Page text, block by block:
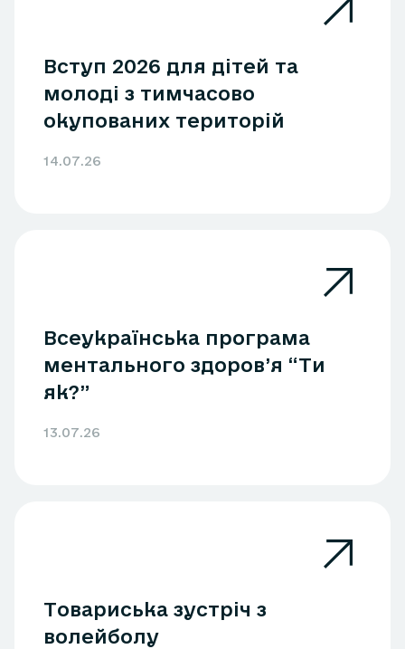
Вступ 2026 для дітей та
молоді з тимчасово
окупованих територій
14.07.26
Всеукраїнська програма
ментального здоров’я “Ти
як?”
13.07.26
Товариська зустріч з
волейболу